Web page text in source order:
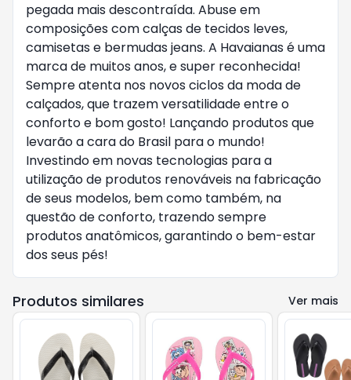
pegada mais descontraída. Abuse em
composições com calças de tecidos leves,
camisetas e bermudas jeans. A Havaianas é uma
marca de muitos anos, e super reconhecida!
Sempre atenta nos novos ciclos da moda de
calçados, que trazem versatilidade entre o
conforto e bom gosto! Lançando produtos que
levarão a cara do Brasil para o mundo!
Investindo em novas tecnologias para a
utilização de produtos renováveis na fabricação
de seus modelos, bem como também, na
questão de conforto, trazendo sempre
produtos anatômicos, garantindo o bem-estar
dos seus pés!
Produtos similares Ver mais